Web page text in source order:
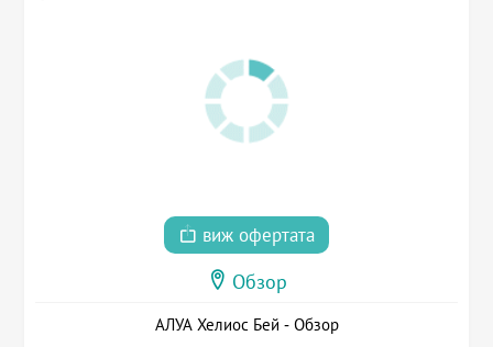
виж офертата
Обзор
АЛУА Хелиос Бей - Обзор